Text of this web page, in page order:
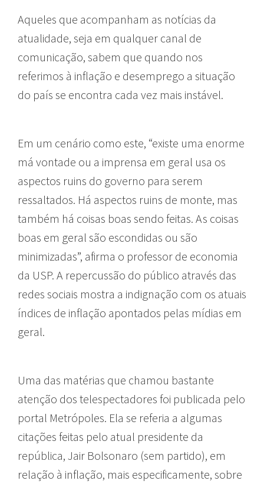
Aqueles que acompanham as notícias da
atualidade, seja em qualquer canal de
comunicação, sabem que quando nos
referimos à inflação e desemprego a situação
do país se encontra cada vez mais instável.
Em um cenário como este, “existe uma enorme
má vontade ou a imprensa em geral usa os
aspectos ruins do governo para serem
ressaltados. Há aspectos ruins de monte, mas
também há coisas boas sendo feitas. As coisas
boas em geral são escondidas ou são
minimizadas”, afirma o professor de economia
da USP. A repercussão do público através das
redes sociais mostra a indignação com os atuais
índices de inflação apontados pelas mídias em
geral.
Uma das matérias que chamou bastante
atenção dos telespectadores foi publicada pelo
portal Metrópoles. Ela se referia a algumas
citações feitas pelo atual presidente da
república, Jair Bolsonaro (sem partido), em
relação à inflação, mais especificamente, sobre